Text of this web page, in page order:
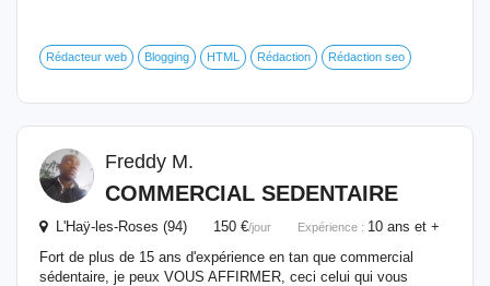
Rédacteur web Blogging HTML Rédaction Rédaction seo
Freddy M.
COMMERCIAL SEDENTAIRE
L'Haÿ-les-Roses (94) 150 €/jour Expérience : 10 ans et +
Fort de plus de 15 ans d'expérience en tan que commercial
sédentaire, je peux VOUS AFFIRMER, ceci celui qui vous